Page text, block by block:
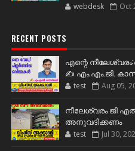
webdesk Oct
RECENT POSTS
എന്റെ
✍️ എം.എം.ജി.
test Aug 05,
നീലേശ്വരം ജി
അനുവദിക്കണം
test Jul 30,